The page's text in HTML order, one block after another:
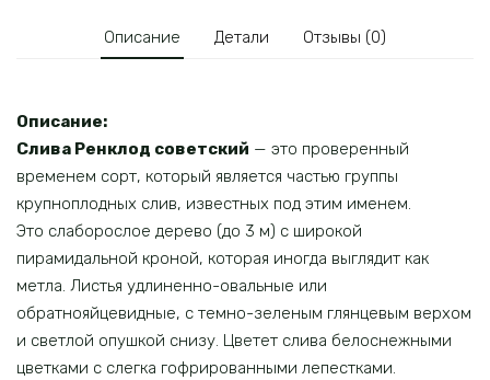
Описание Детали Отзывы (0)
Описание:
Слива Ренклод советский — это проверенный
временем сорт, который является частью группы
крупноплодных слив, известных под этим именем.
Это слаборослое дерево (до 3 м) с широкой
пирамидальной кроной, которая иногда выглядит как
метла. Листья удлиненно-овальные или
обратнояйцевидные, с темно-зеленым глянцевым верхом
и светлой опушкой снизу. Цветет слива белоснежными
цветками с слегка гофрированными лепестками.